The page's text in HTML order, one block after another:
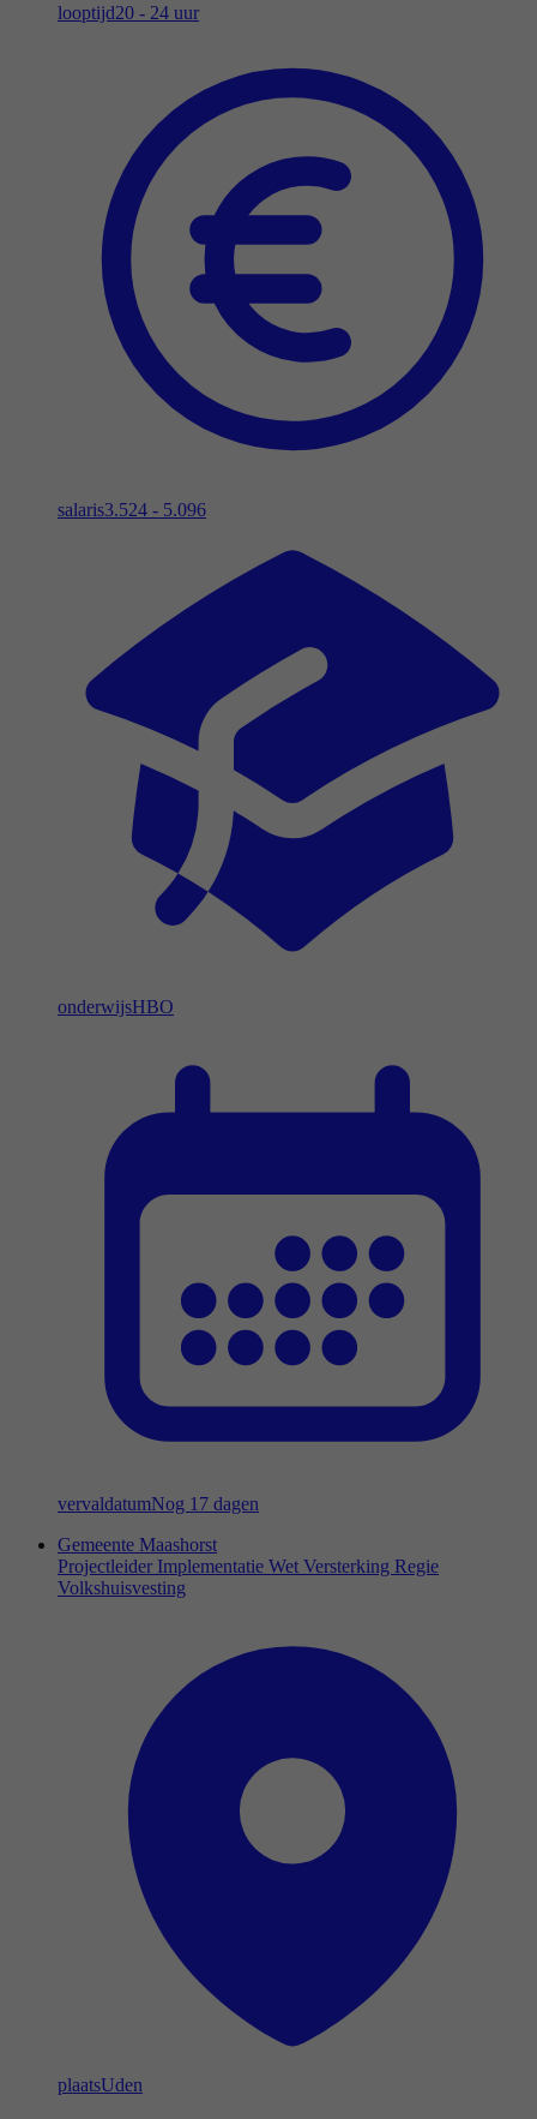
looptijd20 - 24 uur
salaris3.524 - 5.096
onderwijsHBO
vervaldatumNog 17 dagen
Gemeente Maashorst
Projectleider Implementatie Wet Versterking Regie
Volkshuisvesting
plaatsUden